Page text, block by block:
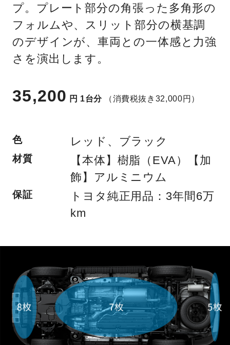
プ。プレート部分の角張った多角形の
フォルムや、スリット部分の横基調
のデザインが、車両との一体感と力強
さを演出します。
35,200 円 1台分 （消費税抜き32,000円）
色 レッド、ブラック
材質
【本体】樹脂（EVA）【加
飾】アルミニウム
保証
トヨタ純正用品：3年間6万
km